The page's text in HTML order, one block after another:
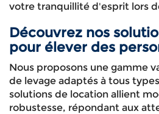
votre tranquillité d'esprit lors
Découvrez nos
pour élever des
Nous proposons une gamme
de levage adaptés à tous
solutions de location allient
robustesse, répondant aux